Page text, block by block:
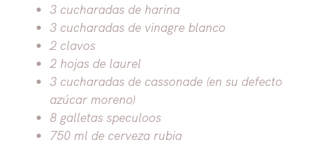
3 cucharadas de harina
3 cucharadas de vinagre blanco
2 clavos
2 hojas de laurel
3 cucharadas de cassonade (en su defecto
azúcar moreno)
8 galletas speculoos
750 ml de cerveza rubia